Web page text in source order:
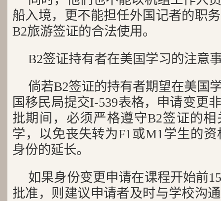
船入境，更不能担任外国记者的职
B2旅游签证的合法使用。
B2签证持有者在美国学习的注意
倘若B2签证的持有者期望在美国
国移民局提交I-539表格，申请变更
批期间，必须严格遵守B2签证的
学，以免丧失转为F1或M1学生的
身份的延长。
如果身份变更申请在课程开始前
批准，则建议申请者及时与学校沟